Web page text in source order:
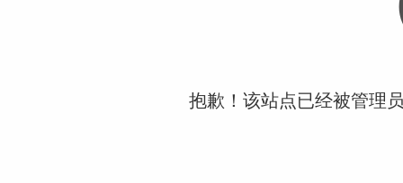
抱歉！该站点已经被管理